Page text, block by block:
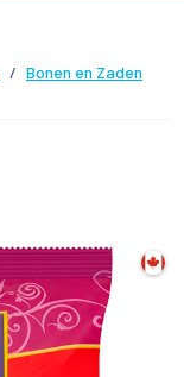
Bonen en Zaden